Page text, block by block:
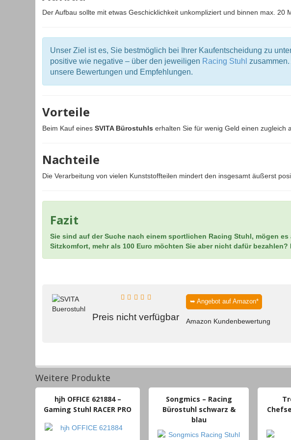
Der Aufbau sollte mit etwas Geschicklichkeit unkompliziert und binnen max. 20
Unser Ziel ist es, Sie bestmöglich bei Ihrer Kaufentscheidung zu
positive wie negative – über den jeweiligen Racing Stuhl
unsere Bewertungen und Empfehlungen.
Vorteile
Beim Kauf eines SVITA Bürostuhls erhalten Sie für wenig Geld einen zugleich
Nachteile
Die Verarbeitung von vielen Kunststoffteilen mindert den insgesamt äußerst
Fazit
Sie sind auf der Suche nach einem sportlichen Racing Stuhl, mögen
Sitzkomfort, mehr als 100 Euro möchten Sie aber nicht dafür
Preis nicht verfügbar
➥ Angebot auf Amazon*
Amazon Kundenbewertung
Weitere Produkte
hjh OFFICE 621884 –
Gaming Stuhl RACER PRO
Songmics – Racing
Bürostuhl schwarz &
blau